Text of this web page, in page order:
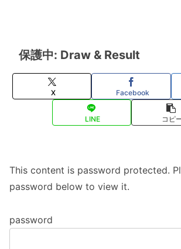
保護中: Draw & Result
X Facebook
LINE コピ
This content is password protected.
password below to view it.
password